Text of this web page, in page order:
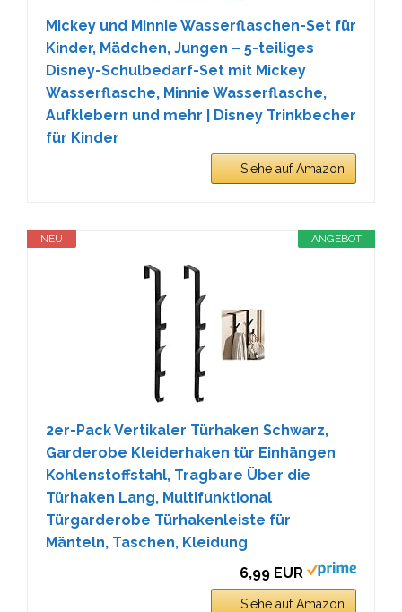
Mickey und Minnie Wasserflaschen-Set für
Kinder, Mädchen, Jungen – 5-teiliges
Disney-Schulbedarf-Set mit Mickey
Wasserflasche, Minnie Wasserflasche,
Aufklebern und mehr | Disney Trinkbecher
für Kinder
Siehe auf Amazon
ANGEBOT
NEU
2er-Pack Vertikaler Türhaken Schwarz,
Garderobe Kleiderhaken tür Einhängen
Kohlenstoffstahl, Tragbare Über die
Türhaken Lang, Multifunktional
Türgarderobe Türhakenleiste für
Mänteln, Taschen, Kleidung
6,99 EUR
Siehe auf Amazon